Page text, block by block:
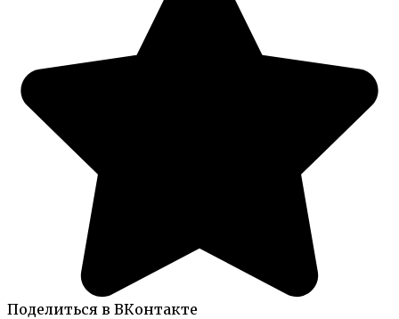
Поделиться в ВКонтакте